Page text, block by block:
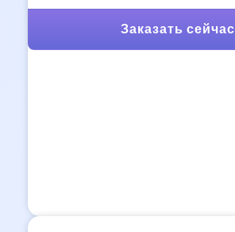
Заказать сейчас